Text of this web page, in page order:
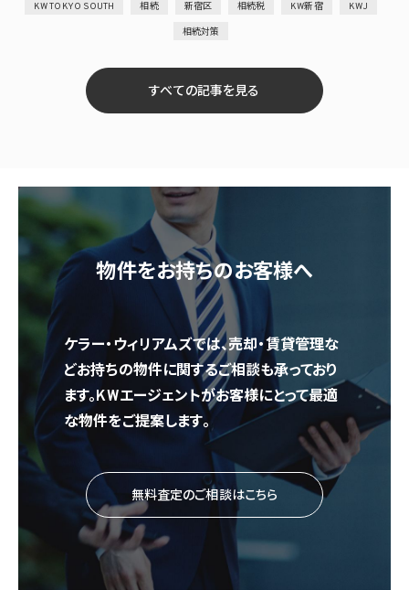
KW TOKYO SOUTH 相続 新宿区 相続税 KW新宿 KWJ
相続対策
すべての記事を見る
物件をお持ちのお客様へ
ケラー・ウィリアムズでは、売却・賃貸管理な
どお持ちの物件に関するご相談も承っており
ます。KWエージェントがお客様にとって最適
な物件をご提案します。
無料査定のご相談はこちら